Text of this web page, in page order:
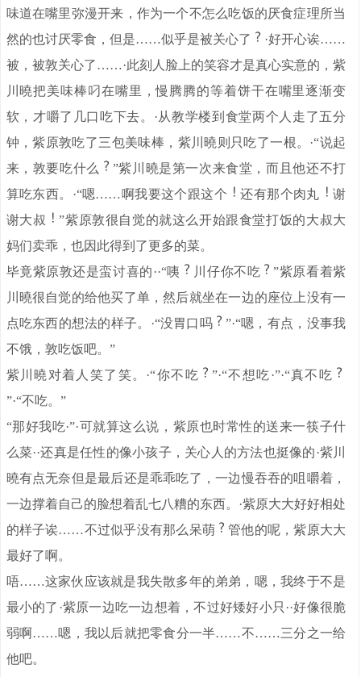
味道在嘴里弥漫开来，作为一个不怎么吃饭的厌食症理所当
然的也讨厌零食，但是……似乎是被关心了
·好开心诶……
被，被敦关心了……·此刻人脸上的笑容才是真心实意的，紫
川曉把美味棒叼在嘴里，慢腾腾的等着饼干在嘴里逐渐变
软，才嚼了几口吃下去。·从教学楼到食堂两个人走了五分
钟，紫原敦吃了三包美味棒，紫川曉则只吃了一根。·“说起
来，敦要吃什么
”紫川曉是第一次来食堂，而且他还不打
算吃东西。·“嗯……啊我要这个跟这个
还有那个肉丸
谢
谢大叔
”紫原敦很自觉的就这么开始跟食堂打饭的大叔大
妈们卖乖，也因此得到了更多的菜。
毕竟紫原敦还是蛮讨喜的··“咦
川仔你不吃
”紫原看着紫
川曉很自觉的给他买了单，然后就坐在一边的座位上没有一
点吃东西的想法的样子。·“没胃口吗
”·“嗯，有点，没事我
不饿，敦吃饭吧。”
紫川曉对着人笑了笑。·“你不吃
”·“不想吃·”·“真不吃
”·“不吃。”
“那好我吃·”·可就算这么说，紫原也时常性的送来一筷子什
么菜··还真是任性的像小孩子，关心人的方法也挺像的·紫川
曉有点无奈但是最后还是乖乖吃了，一边慢吞吞的咀嚼着，
一边撑着自己的脸想着乱七八糟的东西。·紫原大大好好相处
的样子诶……不过似乎没有那么呆萌
管他的呢，紫原大大
最好了啊。
唔……这家伙应该就是我失散多年的弟弟，嗯，我终于不是
最小的了·紫原一边吃一边想着，不过好矮好小只··好像很脆
弱啊……嗯，我以后就把零食分一半……不……三分之一给
他吧。